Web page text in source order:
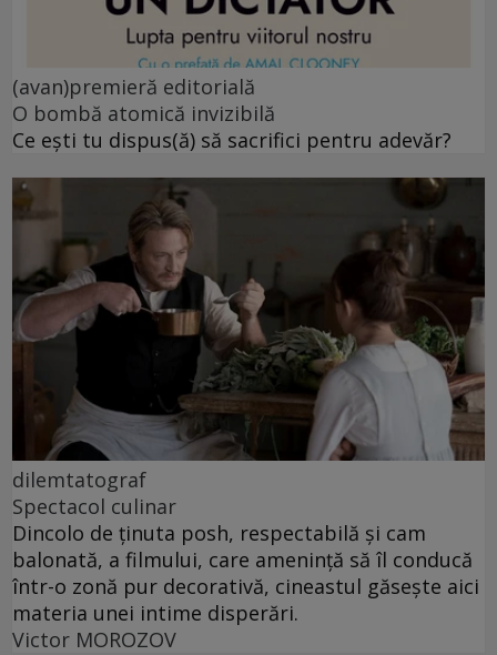
(avan)premieră editorială
O bombă atomică invizibilă
Ce ești tu dispus(ă) să sacrifici pentru adevăr?
dilemtatograf
Spectacol culinar
Dincolo de ținuta posh, respectabilă și cam
balonată, a filmului, care amenință să îl conducă
într-o zonă pur decorativă, cineastul găsește aici
materia unei intime disperări.
Victor MOROZOV